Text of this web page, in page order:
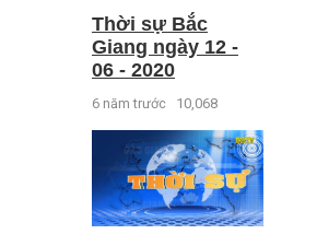
Thời sự Bắc
Giang ngày 12 -
06 - 2020
6 năm trước 10,068